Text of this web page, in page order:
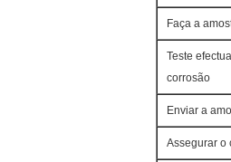
Faça a
Teste
corrosão
Enviar a
Assegurar o